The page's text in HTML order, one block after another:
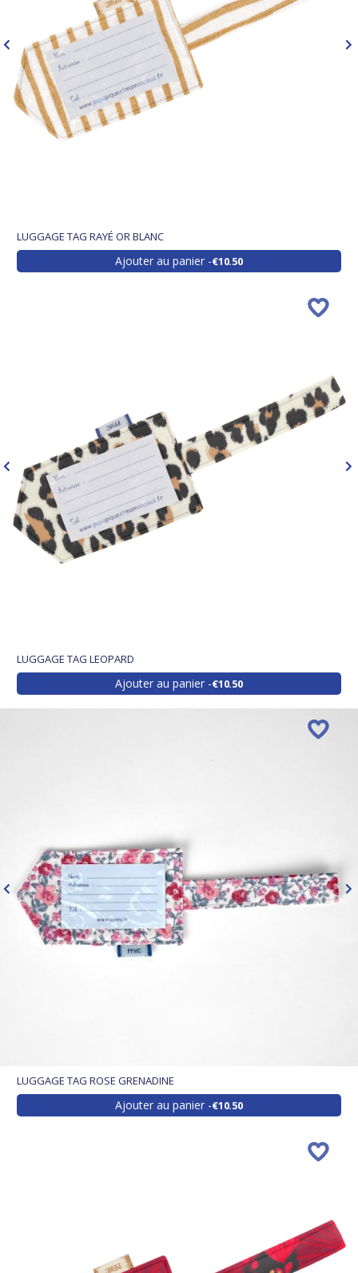
LUGGAGE TAG RAYÉ OR BLANC
Ajouter au panier €10.50
LUGGAGE TAG LEOPARD
Ajouter au panier €10.50
LUGGAGE TAG ROSE GRENADINE
Ajouter au panier €10.50